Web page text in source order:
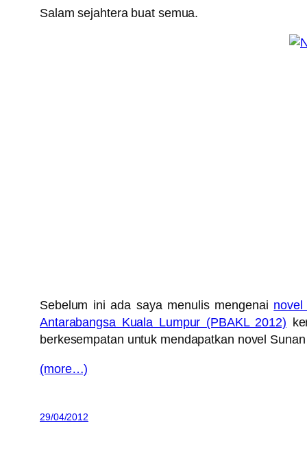
Salam sejahtera buat semua.
Sebelum ini ada saya menulis mengenai novel
Antarabangsa Kuala Lumpur (PBAKL 2012)
berkesempatan untuk mendapatkan novel
(more…)
29/04/2012